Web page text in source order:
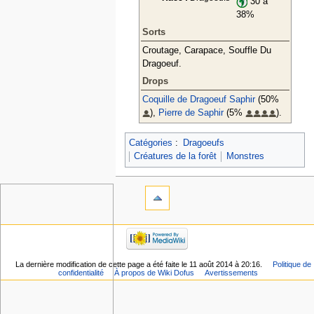
38%
Sorts
Croutage, Carapace, Souffle Du
Dragoeuf.
Drops
Coquille de Dragoeuf Saphir(50%
), Pierre de Saphir(5% ).
Catégories :
Dragoeufs
Créatures de la forêt
Monstres
La dernière modification de cette page a été faite le 11 août 2014 à 20:16.
Politique de
confidentialité
À propos de Wiki Dofus Avertissements